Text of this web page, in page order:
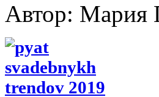
Автор: Мария